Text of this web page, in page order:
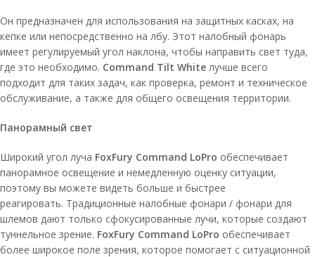
Он предназначен для использования на защитных касках, на
кепке или непосредственно на лбу. Этот налобный фонарь
имеет регулируемый угол наклона, чтобы направить свет туда,
где это необходимо. Command Tilt White лучше всего
подходит для таких задач, как проверка, ремонт и техническое
обслуживание, а также для общего освещения территории.
Панорамный свет
Широкий угол луча FoxFury Command LoPro обеспечивает
панорамное освещение и немедленную оценку ситуации,
поэтому вы можете видеть больше и быстрее
реагировать. Традиционные налобные фонари / фонари для
шлемов дают только сфокусированные лучи, которые создают
туннельное зрение. FoxFury Command LoPro обеспечивает
более широкое поле зрения, которое помогает с ситуационной